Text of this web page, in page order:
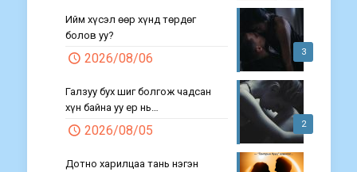
3
Ийм хүсэл өөр хүнд төрдөг
болов уу?
2026/08/06
2
Галзуу бух шиг болгож чадсан
хүн байна уу ер нь…
2026/08/05
Дотно харилцаа тань нэгэн